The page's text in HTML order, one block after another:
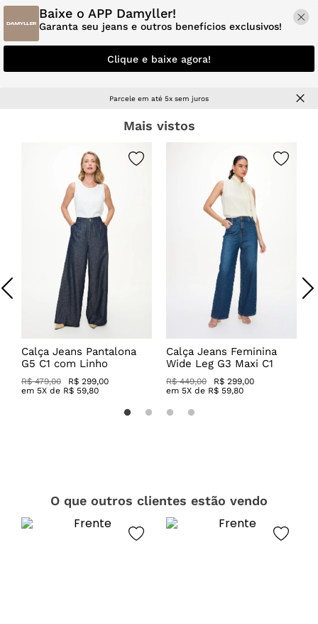
Baixe o APP Damyller!
Garanta seu jeans e outros benefícios exclusivos!
Clique e baixe agora!
Parcele em até 5x sem juros
Mais vistos
Calça Jeans Pantalona
G5 C1 com Linho
R$ 479,00
R$ 299,00
em 5X de R$ 59,80
Calça Jeans Feminina
Wide Leg G3 Maxi C1
R$ 449,00
R$ 299,00
em 5X de R$ 59,80
O que outros clientes estão vendo